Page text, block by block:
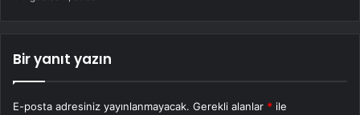
Bir yanıt yazın
E-posta adresiniz yayınlanmayacak. Gerekli alanlar * ile